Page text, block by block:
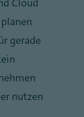
Cloud
gerade
nutzen